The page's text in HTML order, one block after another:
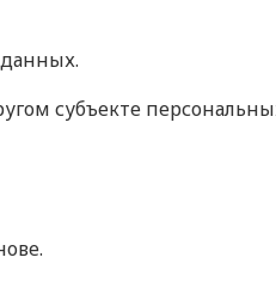
субъекте